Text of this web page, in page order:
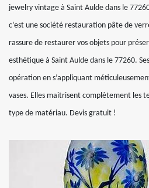
jewelry vintage à Saint Aulde dans le
c’est une société restauration pâte de
rassure de restaurer vos objets pour
esthétique à Saint Aulde dans le 77260.
opération en s’appliquant
vases. Elles maitrisent complètement les
type de matériau. Devis gratuit !